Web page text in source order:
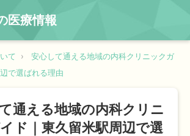
医療情報
て
安心して通える地域の内科クリニックガ
で選ばれる理由
通える地域の内科クリニ
ド｜東久留米駅周辺で選